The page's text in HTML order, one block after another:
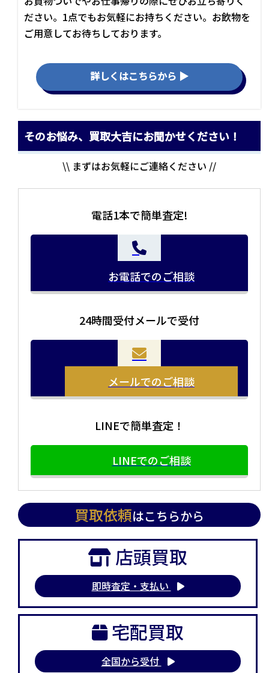
ださい。1点でもお気軽にお持ちください。お飲物を
ご用意してお待ちしております。
詳しくはこちらから ▶
お品物をつめて送るだけで査定が可能です。時間が無い
方や、荷物が多い方へオススメです。
当店の査定員がご自宅に伺いその場で査定を致します。
まとめて売りたい！価値がわからなく売れるかわからな
そのお悩み、買取大吉にお聞かせください！
\\ まずはお気軽にご連絡ください //
電話1本で簡単査定!
お電話でのご相談
24時間受付メールで受付
メールでのご相談
LINEで簡単査定！
LINEでのご相談
買取依頼はこちらから
店頭買取
即時査定・支払い
宅配買取
全国から受付